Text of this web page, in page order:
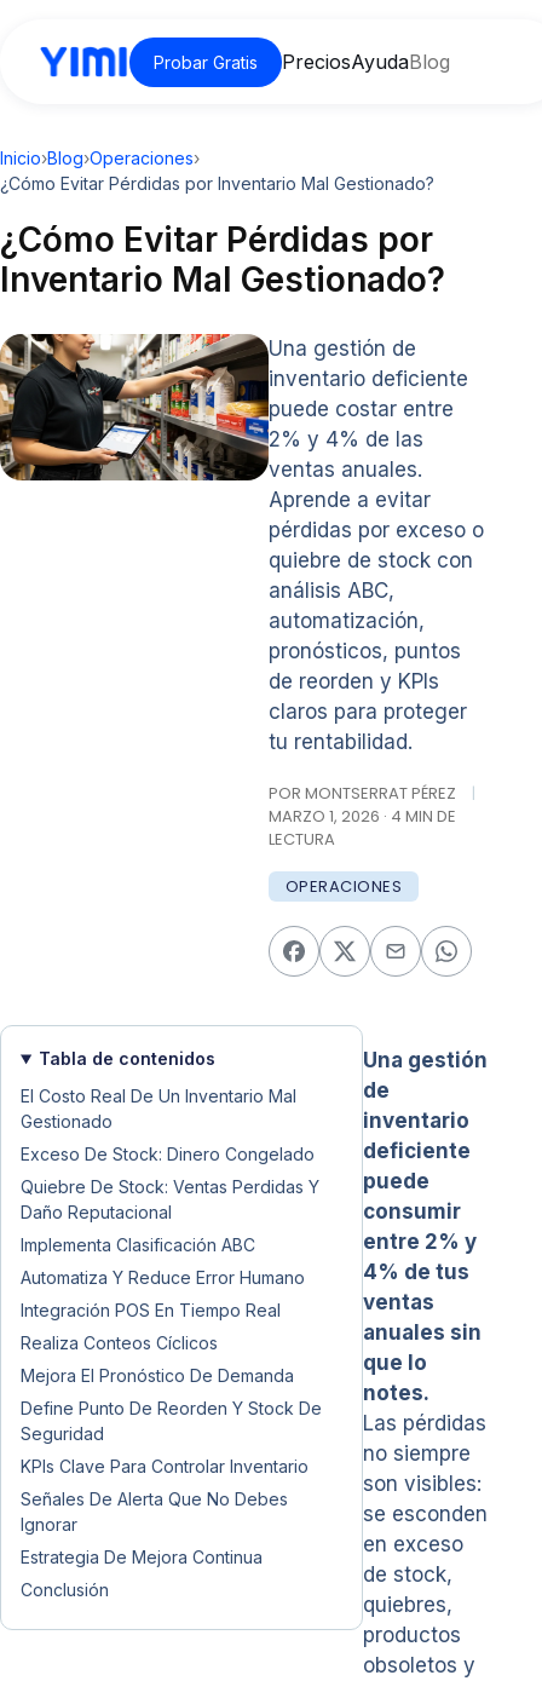
Probar Gratis PreciosAyudaBlog
Inicio›Blog›Operaciones›
¿Cómo Evitar Pérdidas por Inventario Mal Gestionado?
¿Cómo Evitar Pérdidas por
Inventario Mal Gestionado?
Una gestión de
inventario deficiente
puede costar entre
2% y 4% de las
ventas anuales.
Aprende a evitar
pérdidas por exceso o
quiebre de stock con
análisis ABC,
automatización,
pronósticos, puntos
de reorden y KPIs
claros para proteger
tu rentabilidad.
POR MONTSERRAT PÉREZ
|
MARZO 1, 2026 · 4 MIN DE
LECTURA
OPERACIONES
Tabla de contenidos
El Costo Real De Un Inventario Mal
Gestionado
Exceso De Stock: Dinero Congelado
Quiebre De Stock: Ventas Perdidas Y
Daño Reputacional
Implementa Clasificación ABC
Automatiza Y Reduce Error Humano
Integración POS En Tiempo Real
Realiza Conteos Cíclicos
Mejora El Pronóstico De Demanda
Define Punto De Reorden Y Stock De
Seguridad
KPIs Clave Para Controlar Inventario
Señales De Alerta Que No Debes
Ignorar
Estrategia De Mejora Continua
Conclusión
Una gestión
de
inventario
deficiente
puede
consumir
entre 2% y
4% de tus
ventas
anuales sin
que lo
notes.
Las pérdidas
no siempre
son visibles:
se esconden
en exceso
de stock,
quiebres,
productos
obsoletos y